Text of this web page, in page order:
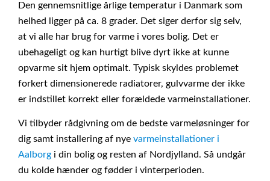
Den gennemsnitlige årlige temperatur i Danmark som
helhed ligger på ca. 8 grader. Det siger derfor sig selv,
at vi alle har brug for varme i vores bolig. Det er
ubehageligt og kan hurtigt blive dyrt ikke at kunne
opvarme sit hjem optimalt. Typisk skyldes problemet
forkert dimensionerede radiatorer, gulvvarme der ikke
er indstillet korrekt eller forældede varmeinstallationer.
Vi tilbyder rådgivning om de bedste varmeløsninger for
dig samt installering af nye varmeinstallationer i
Aalborg i din bolig og resten af Nordjylland. Så undgår
du kolde hænder og fødder i vinterperioden.